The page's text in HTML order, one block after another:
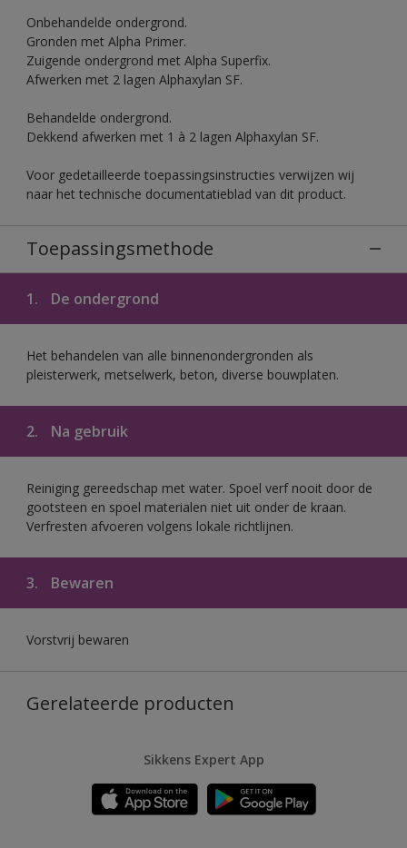
Onbehandelde ondergrond.
Gronden met Alpha Primer.
Zuigende ondergrond met Alpha Superfix.
Afwerken met 2 lagen Alphaxylan SF.
Behandelde ondergrond.
Dekkend afwerken met 1 à 2 lagen Alphaxylan SF.
Voor gedetailleerde toepassingsinstructies verwijzen wij
naar het technische documentatieblad van dit product.
Toepassingsmethode
1. De ondergrond
Het behandelen van alle binnenondergronden als
pleisterwerk, metselwerk, beton, diverse bouwplaten.
2. Na gebruik
Reiniging gereedschap met water. Spoel verf nooit door de
gootsteen en spoel materialen niet uit onder de kraan.
Verfresten afvoeren volgens lokale richtlijnen.
3. Bewaren
Vorstvrij bewaren
Gerelateerde producten
Sikkens Expert App